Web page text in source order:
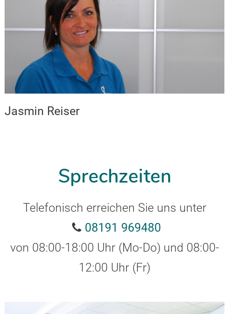
Jasmin Reiser
Sprechzeiten
Telefonisch erreichen Sie uns unter
08191 969480
von 08:00-18:00 Uhr (Mo-Do) und 08:00-
12:00 Uhr (Fr)